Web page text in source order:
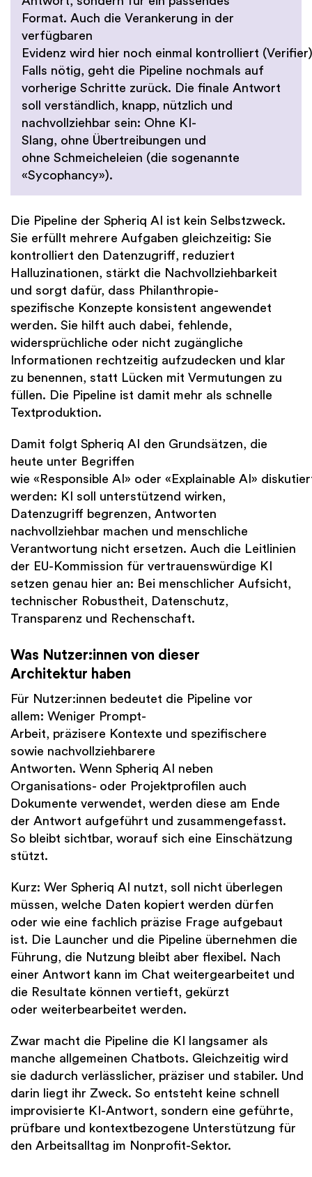
Format. Auch die Verankerung in der
verfügbaren
Evidenz wird hier noch einmal kontrolliert
Falls nötig, geht die Pipeline nochmals auf
vorherige Schritte zurück. Die finale Antwort
soll verständlich, knapp, nützlich und
nachvollziehbar sein: Ohne KI-
Slang, ohne Übertreibungen und
ohne Schmeicheleien (die sogenannte
«Sycophancy»).
Die Pipeline der Spheriq AI ist kein Selbstzweck.
Sie erfüllt mehrere Aufgaben gleichzeitig: Sie
kontrolliert den Datenzugriff, reduziert
Halluzinationen, stärkt die Nachvollziehbarkeit
und sorgt dafür, dass Philanthropie-
spezifische Konzepte konsistent angewendet
werden. Sie hilft auch dabei, fehlende,
widersprüchliche oder nicht zugängliche
Informationen rechtzeitig aufzudecken und klar
zu benennen, statt Lücken mit Vermutungen zu
füllen. Die Pipeline ist damit mehr als schnelle
Textproduktion.
Damit folgt Spheriq AI den Grundsätzen, die
heute unter Begriffen
wie «Responsible AI» oder «Explainable AI»
werden: KI soll unterstützend wirken,
Datenzugriff begrenzen, Antworten
nachvollziehbar machen und menschliche
Verantwortung nicht ersetzen. Auch die Leitlinien
der EU-Kommission für vertrauenswürdige KI
setzen genau hier an: Bei menschlicher Aufsicht,
technischer Robustheit, Datenschutz,
Transparenz und Rechenschaft.
Was Nutzer:innen von dieser
Architektur haben
Für Nutzer:innen bedeutet die Pipeline vor
allem: Weniger Prompt-
Arbeit, präzisere Kontexte und spezifischere
sowie nachvollziehbarere
Antworten. Wenn Spheriq AI neben
Organisations- oder Projektprofilen auch
Dokumente verwendet, werden diese am Ende
der Antwort aufgeführt und zusammengefasst.
So bleibt sichtbar, worauf sich eine Einschätzung
stützt.
Kurz: Wer Spheriq AI nutzt, soll nicht überlegen
müssen, welche Daten kopiert werden dürfen
oder wie eine fachlich präzise Frage aufgebaut
ist. Die Launcher und die Pipeline übernehmen die
Führung, die Nutzung bleibt aber flexibel. Nach
einer Antwort kann im Chat weitergearbeitet und
die Resultate können vertieft, gekürzt
oder weiterbearbeitet werden.
Zwar macht die Pipeline die KI langsamer als
manche allgemeinen Chatbots. Gleichzeitig wird
sie dadurch verlässlicher, präziser und stabiler. Und
darin liegt ihr Zweck. So entsteht keine schnell
improvisierte KI-Antwort, sondern eine geführte,
prüfbare und kontextbezogene Unterstützung für
den Arbeitsalltag im Nonprofit-Sektor.